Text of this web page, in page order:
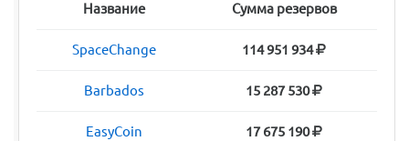
Название Сумма резервов
SpaceChange 114 951 934
Barbados 15 287 530
EasyCoin 17 675 190